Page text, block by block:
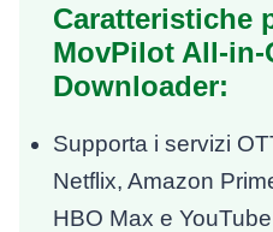
Caratteristiche
MovPilot All-in-
Downloader:
Supporta i servizi
Netflix, Amazon
HBO Max e